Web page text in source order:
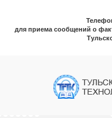
для приема сообщений о